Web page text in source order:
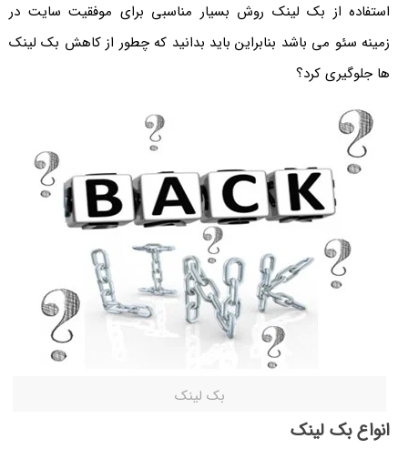
استفاده از بک لینک روش بسیار مناسبی برای موفقیت سایت در
زمینه سئو می باشد بنابراین باید بدانید که چطور از کاهش بک لینک
ها جلوگیری کرد؟
بک لینک
انواع بک لینک